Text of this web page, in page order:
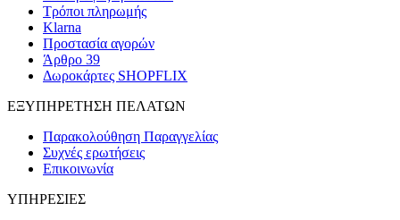
Τρόποι πληρωμής
Klarna
Προστασία αγορών
Άρθρο 39
Δωροκάρτες SHOPFLIX
ΕΞΥΠΗΡΕΤΗΣΗ ΠΕΛΑΤΩΝ
Παρακολούθηση Παραγγελίας
Συχνές ερωτήσεις
Επικοινωνία
ΥΠΗΡΕΣΙΕΣ